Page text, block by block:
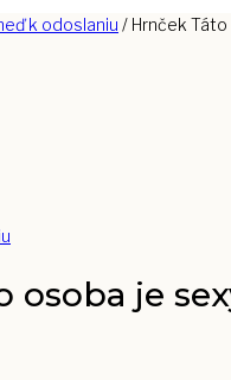
k odoslaniu / Hrnček
osoba je